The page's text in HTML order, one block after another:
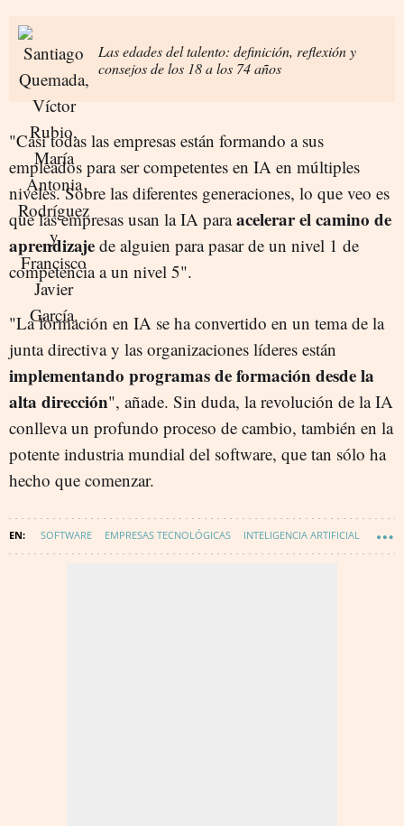
Las edades del talento: definición, reflexión y
consejos de los 18 a los 74 años
"Casi todas las empresas están formando a sus
empleados para ser competentes en IA en múltiples
niveles. Sobre las diferentes generaciones, lo que veo es
que las empresas usan la IA paraacelerar el camino de
aprendizaje de alguien para pasar de un nivel 1 de
competencia a un nivel 5".
"La formación en IA se ha convertido en un tema de la
junta directiva y las organizaciones líderes están
implementando programas de formación desde la
alta dirección", añade. Sin duda, la revolución de la IA
conlleva un profundo proceso de cambio, también en la
potente industria mundial del software, que tan sólo ha
hecho que comenzar.
SOFTWARE EMPRESAS TECNOLÓGICAS INTELIGENCIA ARTIFICIAL